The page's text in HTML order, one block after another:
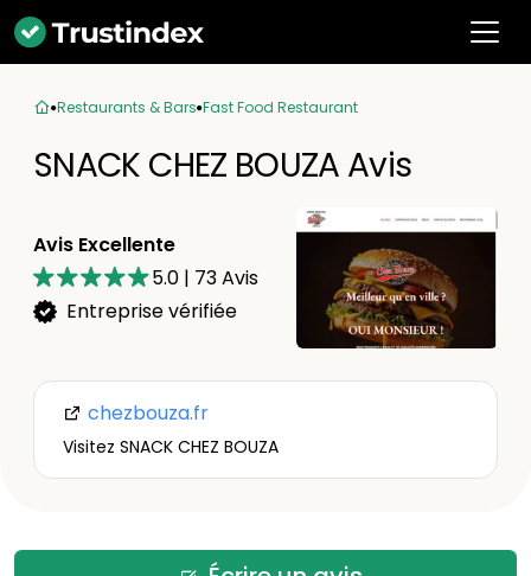
Restaurants & Bars Fast Food Restaurant
SNACK CHEZ BOUZA Avis
Avis Excellente
5.0 | 73Avis
Entreprise vérifiée
chezbouza.fr
Visitez SNACK CHEZ BOUZA